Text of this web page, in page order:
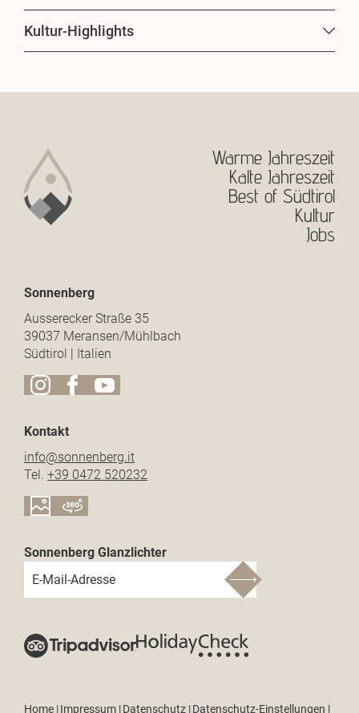
Kultur-Highlights
Warme Jahreszeit
Kalte Jahreszeit
Best of Südtirol
Kultur
Jobs
Sonnenberg
Ausserecker Straße 35
39037 Meransen/Mühlbach
Südtirol | Italien
Kontakt
info@sonnenberg.it
Tel. +39 0472 520232
Sonnenberg Glanzlichter
E-Mail-Adresse
Home |Impressum |Datenschutz |Datenschutz-Einstellungen |